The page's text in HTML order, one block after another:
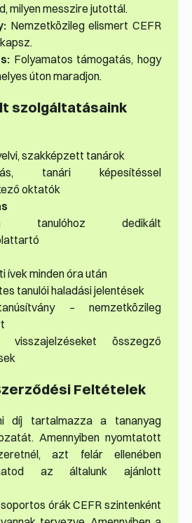
milyen messzire jutottál.
Nemzetközileg elismert CEFR
Folyamatos támogatás, hogy
úton maradjon.
szolgáltatásaink
szakképzett tanárok
tanári képesítéssel
oktatók
tanulóhoz dedikált
ívek minden óra után
tanulói haladási jelentések
tanúsítvány – nemzetközileg
visszajelzéseket összegző
Feltételek
díj tartalmazza a tananyag
Amennyiben nyomtatott
azt felár ellenében
az általunk ajánlott
órák CEFR szintenként